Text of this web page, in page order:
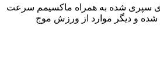
سپری شده به همراه ماکسیمم سرعت
و دیگر موارد از ورزش موج